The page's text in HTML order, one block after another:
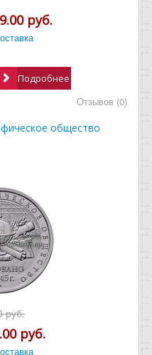
руб.
Подробнее
Отзывов (0)
общество
руб.
руб.